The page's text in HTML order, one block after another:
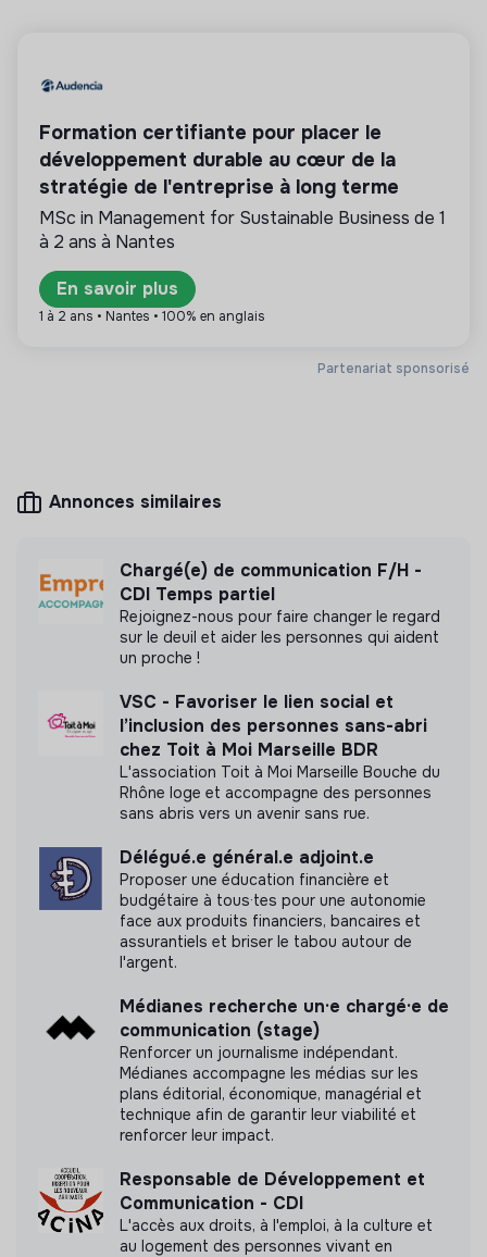
entreprises ou les citoyens à améliorer leur
impact environnemental et social. Par exemple le
conseil en RSE, la formation, la sensibilisation aux
enjeux de la transition, les médias,…
Plus d'informations
Marketing /
Mesure d'impact
d'impact
Cette structure n'a pas souhaité nous
communiquer les labels ou certifications qu'elle a
pu obtenir.
Documents
N'a pas encore communiqué de documents de
transparence
Partenariat sponsorisé
Formation certifiante pour placer le
développement durable au cœur de la
stratégie de l'entreprise à long terme
MSc in Management for Sustainable Business de 1
à 2 ans à Nantes
En savoir plus
1 à 2 ans • Nantes • 100% en anglais
Annonces similaires
Chargé(e) de communication F/H -
CDI Temps partiel
Rejoignez-nous pour faire changer le regard
sur le deuil et aider les personnes qui aident
un proche !
VSC - Favoriser le lien social et
l’inclusion des personnes sans-abri
chez Toit à Moi Marseille BDR
L'association Toit à Moi Marseille Bouche du
Rhône loge et accompagne des personnes
sans abris vers un avenir sans rue.
Délégué.e général.e adjoint.e
Proposer une éducation financière et
budgétaire à tous·tes pour une autonomie
face aux produits financiers, bancaires et
assurantiels et briser le tabou autour de
l'argent.
Médianes recherche un·e chargé·e de
communication (stage)
Renforcer un journalisme indépendant.
Médianes accompagne les médias sur les
plans éditorial, économique, managérial et
technique afin de garantir leur viabilité et
renforcer leur impact.
Responsable de Développement et
Communication - CDI
L'accès aux droits, à l'emploi, à la culture et
au logement des personnes vivant en